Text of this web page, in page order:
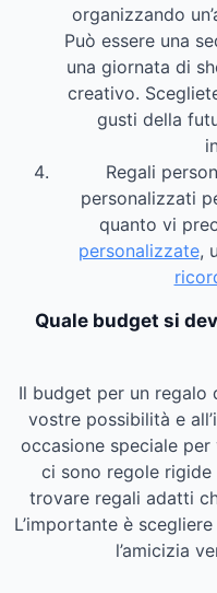
organizzando
Può essere una
una giornata di
creativo.
gusti della
Regali
personalizzati
quanto vi
personalizzate,
Quale budget si
Il budget per un regalo
vostre possibilità e
occasione speciale
ci sono regole
trovare regali adatti
L’importante è
l’amicizia